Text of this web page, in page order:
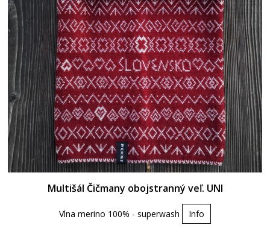
Multišál Čičmany obojstranný veľ. UNI
Vlna merino 100% - superwash Info